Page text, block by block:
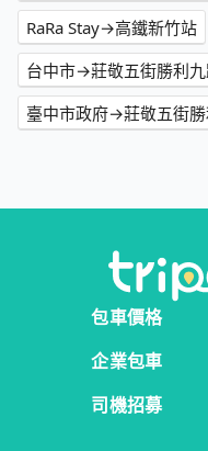
RaRa Stay→高鐵新竹站
台中市→莊敬五街勝利
臺中市政府→莊敬五街
包車價格
企業包車
司機招募